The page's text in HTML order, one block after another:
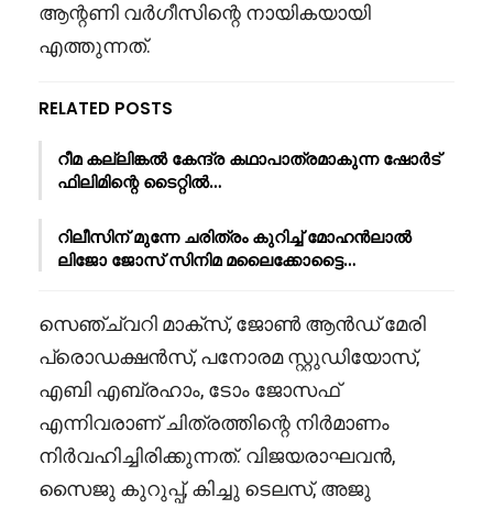
ആന്റണി വർഗീസിന്റെ നായികയായി
എത്തുന്നത്.
RELATED POSTS
റീമ കല്ലിങ്കൽ കേന്ദ്ര കഥാപാത്രമാകുന്ന ഷോർട്
ഫിലിമിന്റെ ടൈറ്റിൽ…
റിലീസിന് മുന്നേ ചരിത്രം കുറിച്ച് മോഹൻലാൽ
ലിജോ ജോസ് സിനിമ മലൈക്കോട്ടൈ…
സെഞ്ച്വറി മാക്‌സ്, ജോണ്‍ ആൻഡ് മേരി
പ്രൊഡക്ഷന്‍സ്, പനോരമ സ്റ്റുഡിയോസ്,
എബി എബ്രഹാം, ടോം ജോസഫ്
എന്നിവരാണ് ചിത്രത്തിന്റെ നിര്‍മാണം
നിർവഹിച്ചിരിക്കുന്നത്. വിജയരാഘവൻ,
സൈജു കുറുപ്പ്, കിച്ചു ടെലസ്, അജു